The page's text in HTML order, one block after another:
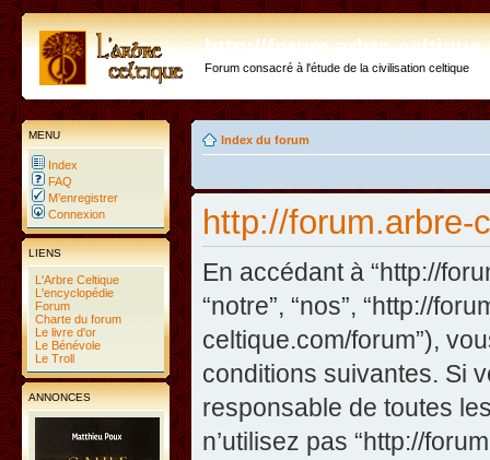
http://forum.arbre-
Forum consacré à l'étude de la civilisation celtique
MENU
Index
FAQ
M’enregistrer
Connexion
LIENS
L'Arbre Celtique
L'encyclopédie
Forum
Charte du forum
Le livre d'or
Le Bénévole
Le Troll
ANNONCES
Index du forum
http://forum.arbre-
En accédant à “http://
“notre”, “nos”, “http://
celtique.com/forum”),
conditions suivantes. Si
responsable de toutes
n’utilisez pas “http://